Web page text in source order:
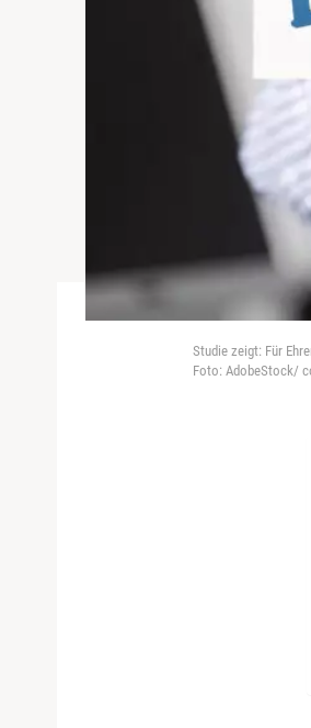
Studie zeigt: Für
Foto: AdobeStock/